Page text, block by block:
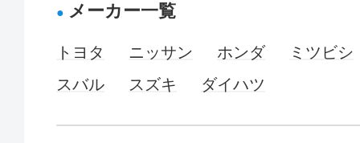
メーカー一覧
トヨタ ニッサン ホンダ
ミツビシ
スバル
スズキ ダイハツ